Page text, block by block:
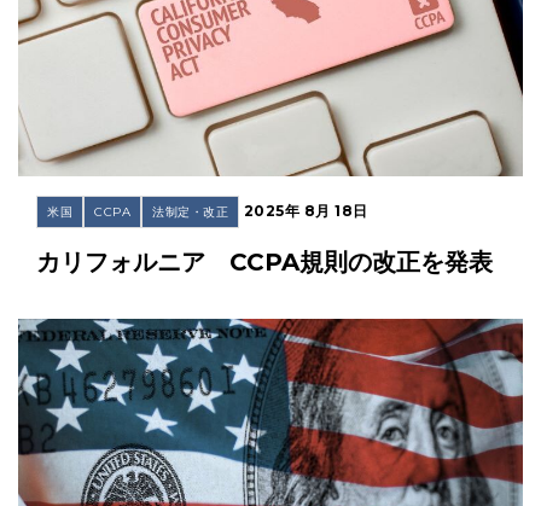
米国 CCPA 法制定・改正 2025年 8月 18日
カリフォルニア CCPA規則の改正を発表